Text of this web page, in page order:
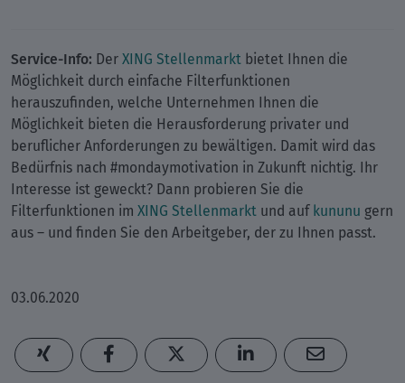
Service-Info: DerXING Stellenmarkt bietet Ihnen die
Möglichkeit durch einfache Filterfunktionen
herauszufinden, welche Unternehmen Ihnen die
Möglichkeit bieten die Herausforderung privater und
beruflicher Anforderungen zu bewältigen. Damit wird das
Bedürfnis nach #mondaymotivation in Zukunft nichtig. Ihr
Interesse ist geweckt? Dann probieren Sie die
Filterfunktionen im XING Stellenmarkt und aufkununu gern
aus – und finden Sie den Arbeitgeber, der zu Ihnen passt.
03.06.2020